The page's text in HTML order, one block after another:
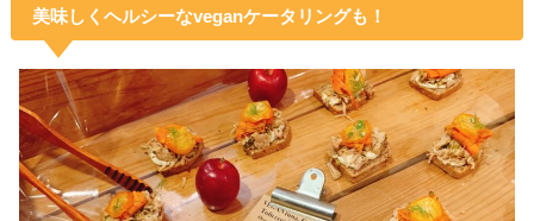
美味しくヘルシーなveganケータリングも！